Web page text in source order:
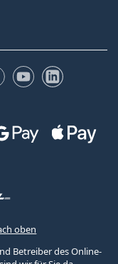
Facebook
YouTubeLinkedIn
oben
Betreiber des Online-